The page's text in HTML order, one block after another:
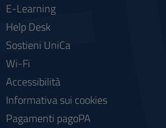
E-Learning
Help Desk
Sostieni UniCa
Wi-Fi
Accessibilità
Informativa sui cookies
Pagamenti pagoPA